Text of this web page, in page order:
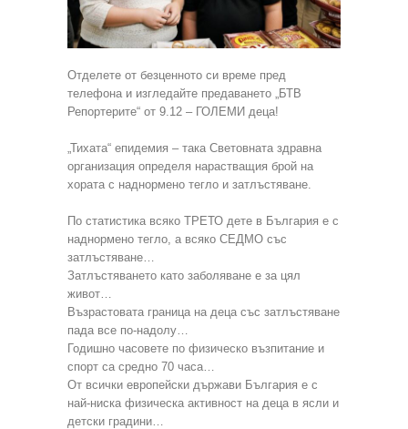
Отделете от безценното си време пред
телефона и изгледайте предаването „БТВ
Репортерите“ от 9.12 – ГОЛЕМИ деца!
„Тихата“ епидемия – така Световната здравна
организация определя нарастващия брой на
хората с наднормено тегло и затлъстяване.
По статистика всяко ТРЕТО дете в България е с
наднормено тегло, а всяко СЕДМО със
затлъстяване…
Затлъстяването като заболяване е за цял
живот…
Възрастовата граница на деца със затлъстяване
пада все по-надолу…
Годишно часовете по физическо възпитание и
спорт са средно 70 часа…
От всички европейски държави България е с
най-ниска физическа активност на деца в ясли и
детски градини…